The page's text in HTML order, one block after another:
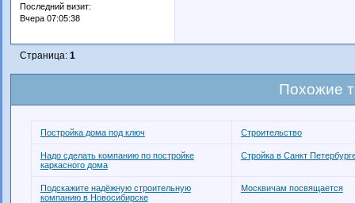
Последний визит:
Вчера 07:05:38
Страница: 1
Похожие
Постройка дома под ключ Строительство
Надо сделать компанию по постройке
каркасного дома
Стройка в Санкт
Подскажите надёжную строительную
компанию в Новосибирске
Москвичам посвящается